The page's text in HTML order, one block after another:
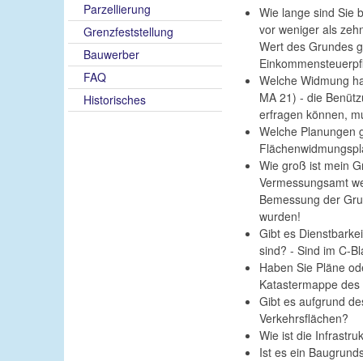
Parzellierung
Grenzfeststellung
Bauwerber
FAQ
Historisches
Wie lange sind Sie
vor weniger als
Wert des Grundes
Welche Widmung
MA 21) - die
erfragen können,
Welche Planungen
Wie groß ist mein
Vermessungsamt
Bemessung der
wurden!
Gibt es
sind? - Sind im C-
Haben Sie Pläne
Katastermappe
Gibt es aufgrund
Verkehrsflächen?
Wie ist die
Ist es ein